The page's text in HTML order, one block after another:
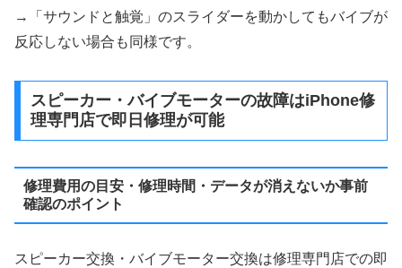
→「サウンドと触覚」のスライダーを動かしてもバイブが
反応しない場合も同様です。
スピーカー・バイブモーターの故障はiPhone修
理専門店で即日修理が可能
修理費用の目安・修理時間・データが消えないか事前
確認のポイント
スピーカー交換・バイブモーター交換は修理専門店での即